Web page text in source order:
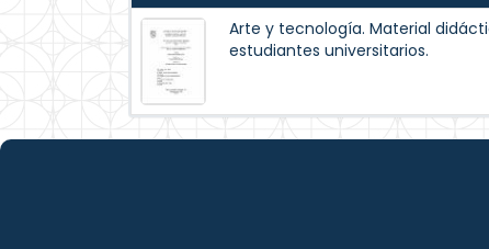
Arte y tecnología. Material
estudiantes universitarios.